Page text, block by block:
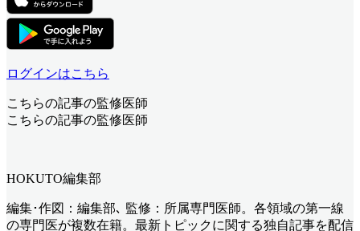
ログインはこちら
こちらの記事の監修医師
こちらの記事の監修医師
HOKUTO編集部
編集･作図：編集部､ 監修：所属専門医師。各領域の第一線
の専門医が複数在籍。最新トピックに関する独自記事を配信